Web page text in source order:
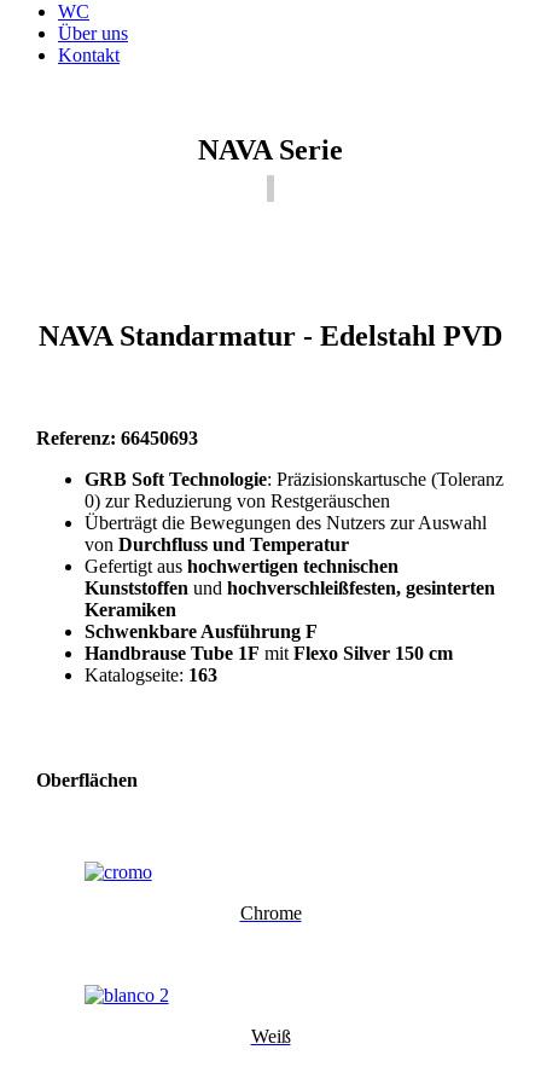
WC
Über uns
Kontakt
NAVA Serie
NAVA Standarmatur - Edelstahl PVD
Referenz: 66450693
GRB Soft Technologie: Präzisionskartusche (Toleranz
0) zur Reduzierung von Restgeräuschen
Überträgt die Bewegungen des Nutzers zur Auswahl
von Durchfluss und Temperatur
Gefertigt aus hochwertigen technischen
Kunststoffen und hochverschleißfesten, gesinterten
Keramiken
Schwenkbare Ausführung F
Handbrause Tube 1F mit Flexo Silver 150 cm
Katalogseite: 163
Oberflächen
Chrome
Weiß